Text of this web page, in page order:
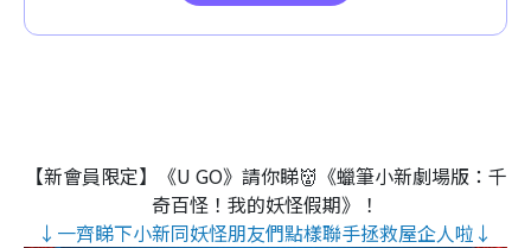
【新會員限定】《U GO》請你睇👹《蠟筆小新劇場版：千
奇百怪！我的妖怪假期》！
↓一齊睇下小新同妖怪朋友們點樣聯手拯救屋企人啦↓